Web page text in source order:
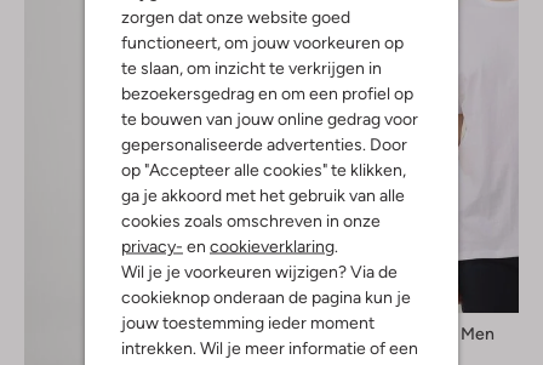
zorgen dat onze website goed
functioneert, om jouw voorkeuren op
te slaan, om inzicht te verkrijgen in
bezoekersgedrag en om een profiel op
te bouwen van jouw online gedrag voor
gepersonaliseerde advertenties. Door
op "Accepteer alle cookies" te klikken,
ga je akkoord met het gebruik van alle
cookies zoals omschreven in onze
privacy- en cookieverklaring.
Wil je je voorkeuren wijzigen? Via de
cookieknop onderaan de pagina kun je
jouw toestemming ieder moment
intrekken. Wil je meer informatie of een
Selected Men
T-shirt